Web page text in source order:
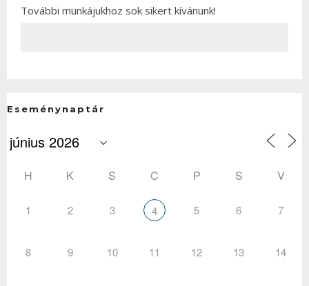
További munkájukhoz sok sikert kívánunk!
Eseménynaptár
H K S C P S V
1 2 3 4 5 6 7
8 9 10 11 12 13 14